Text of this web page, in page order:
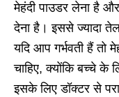
मेहंदी पाउडर लेना है
देना है। इससे ज्यादा तेल
यदि आप गर्भवती हैं तो
चाहिए, क्योंकि बच्चे के
इसके लिए डॉक्टर से